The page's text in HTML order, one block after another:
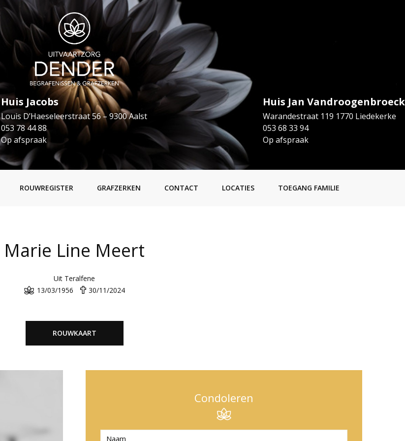
Huis Jacobs
Louis D’Haeseleerstraat 56 – 9300 Aalst
053 78 44 88
Op afspraak
Huis Jan Vandroogenbroeck
Warandestraat 119 1770 Liedekerke
053 68 33 94
Op afspraak
ROUWREGISTER GRAFZERKEN CONTACT LOCATIES TOEGANG FAMILIE
Marie Line Meert
Uit Teralfene
13/03/1956
30/11/2024
ROUWKAART
Condoleren